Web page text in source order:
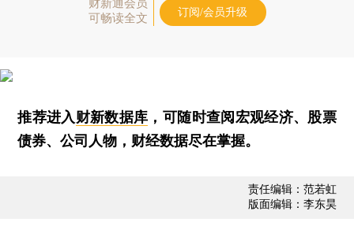
财新通会员
可畅读全文
订阅/会员升级
推荐进入财新数据库 ，可随时查阅宏观经济、股票
债券、公司人物，财经数据尽在掌握。
责任编辑：范若虹
版面编辑：李东昊